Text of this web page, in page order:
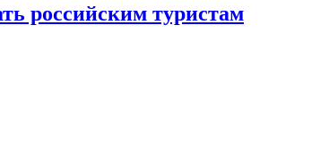
российским туристам